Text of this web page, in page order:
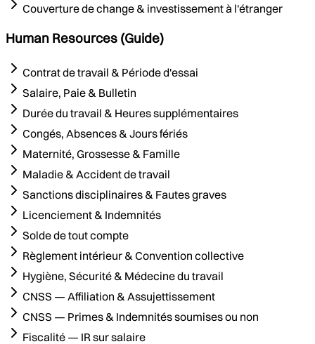
Couverture de change & investissement à l'étranger
Human Resources (Guide)
Contrat de travail & Période d'essai
Salaire, Paie & Bulletin
Durée du travail & Heures supplémentaires
Congés, Absences & Jours fériés
Maternité, Grossesse & Famille
Maladie & Accident de travail
Sanctions disciplinaires & Fautes graves
Licenciement & Indemnités
Solde de tout compte
Règlement intérieur & Convention collective
Hygiène, Sécurité & Médecine du travail
CNSS — Affiliation & Assujettissement
CNSS — Primes & Indemnités soumises ou non
Fiscalité — IR sur salaire